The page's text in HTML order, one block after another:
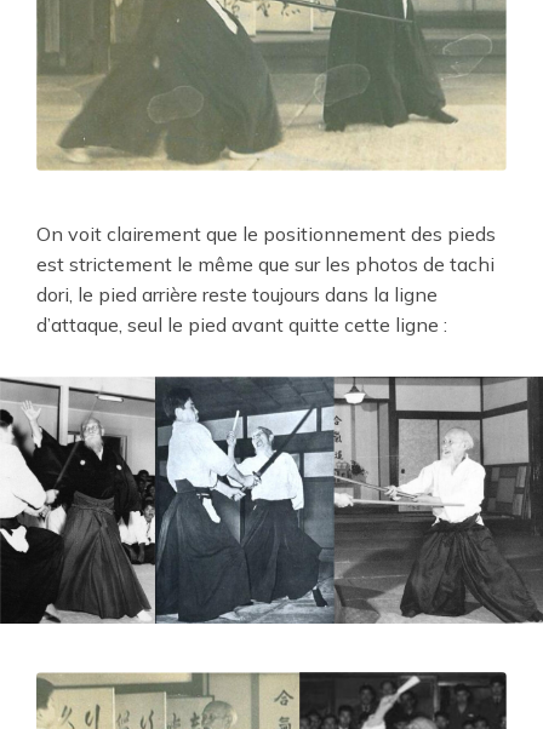
On voit clairement que le positionnement des pieds
est strictement le même que sur les photos de tachi
dori, le pied arrière reste toujours dans la ligne
d’attaque, seul le pied avant quitte cette ligne :